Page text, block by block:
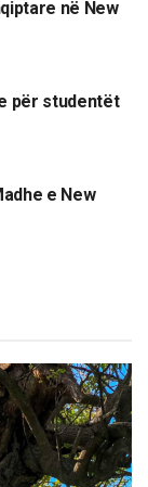
në New
për studentët
e New